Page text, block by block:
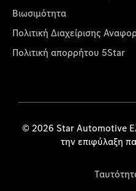
Βιωσιμότητα
Πολιτική Διαχείρισης
Πολιτική απορρήτου 5Star
© 2026 Star Automotive
την επιφύλαξη